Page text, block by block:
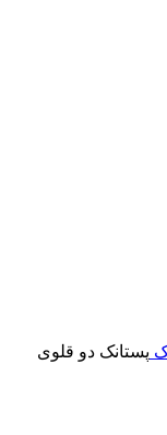
پستانک دو قلوی